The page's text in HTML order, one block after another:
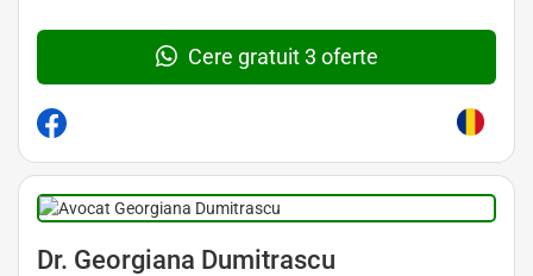
Cere gratuit 3 oferte
Dr. Georgiana Dumitrascu